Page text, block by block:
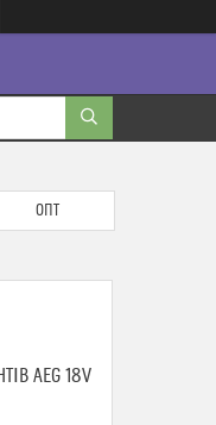
ОПТ
AEG 18V